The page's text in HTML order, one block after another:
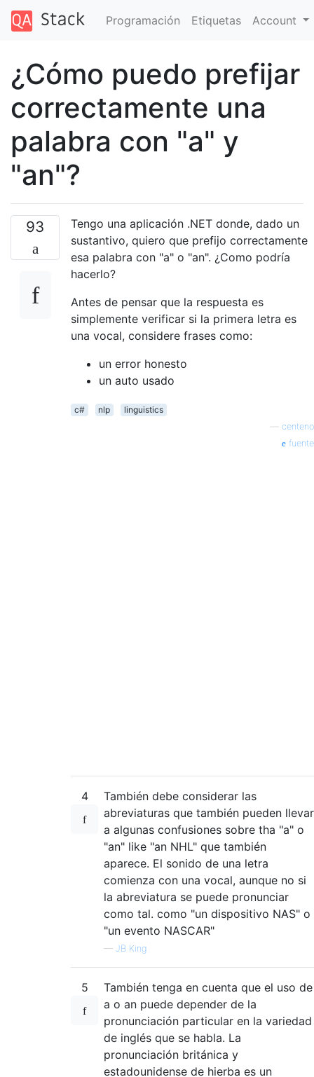
Programación Etiquetas Account
¿Cómo puedo prefijar
correctamente una
palabra con "a" y
"an"?
93
Tengo una aplicación .NET donde, dado un
sustantivo, quiero que prefijo correctamente
esa palabra con "a" o "an". ¿Como podría
hacerlo?
Antes de pensar que la respuesta es
simplemente verificar si la primera letra es
una vocal, considere frases como:
un error honesto
un auto usado
c# nlp
linguistics
centeno
fuente
4
También debe considerar las
abreviaturas que también pueden llevar
a algunas confusiones sobre tha "a" o
"an" like "an NHL" que también
aparece. El sonido de una letra
comienza con una vocal, aunque no si
la abreviatura se puede pronunciar
como tal. como "un dispositivo NAS" o
"un evento NASCAR"
— JB King
5
También tenga en cuenta que el uso de
a o an puede depender de la
pronunciación particular en la variedad
de inglés que se habla. La
pronunciación británica y
estadounidense de hierba es un